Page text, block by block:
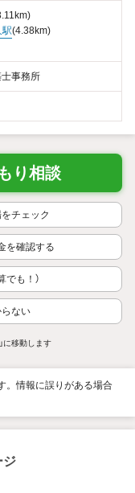
駅(4.38km)
事務所
り相談
チェック
を確認する
でも！）
ない
に移動します
。情報に誤りがある場合
ジ